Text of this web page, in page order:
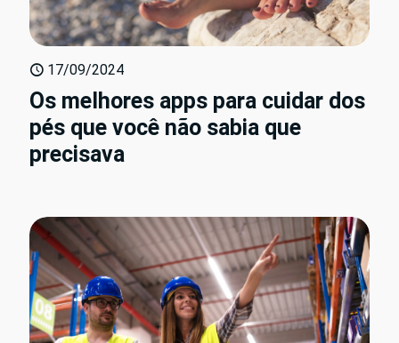
17/09/2024
Os melhores apps para cuidar dos
pés que você não sabia que
precisava